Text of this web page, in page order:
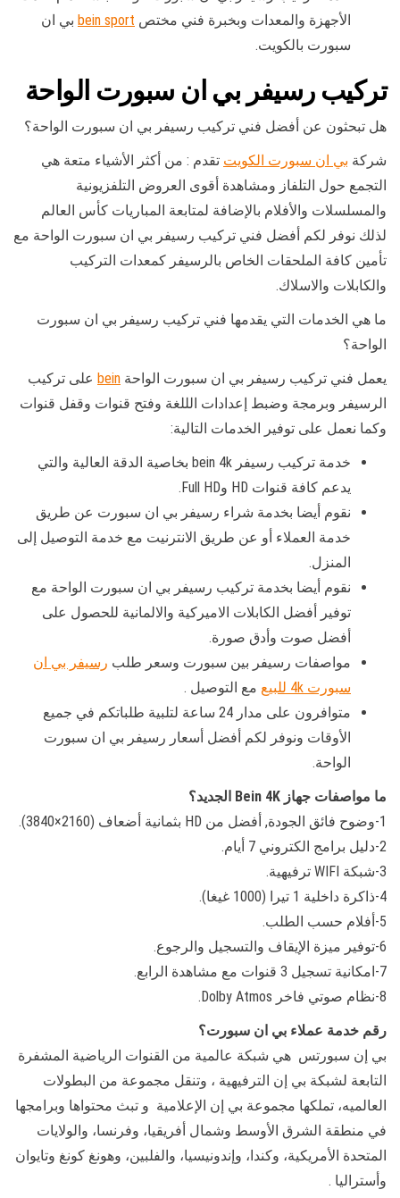
الأجهزة والمعدات وبخبرة فني مختص bein sport بي ان
سبورت بالكويت.
تركيب رسيفر بي ان سبورت الواحة
هل تبحثون عن أفضل فني تركيب رسيفر بي ان سبورت الواحة؟
شركة بي ان سبورت الكويت تقدم : من أكثر الأشياء متعة هي
التجمع حول التلفاز ومشاهدة أقوى العروض التلفزيونية
والمسلسلات والأفلام بالإضافة لمتابعة المباريات كأس العالم
لذلك نوفر لكم أفضل فني تركيب رسيفر بي ان سبورت الواحة مع
تأمين كافة الملحقات الخاص بالرسيفر كمعدات التركيب
والكابلات والاسلاك.
ما هي الخدمات التي يقدمها فني تركيب رسيفر بي ان سبورت
الواحة؟
يعمل فني تركيب رسيفر بي ان سبورت الواحة bein على تركيب
الرسيفر وبرمجة وضبط إعدادات الللغة وفتح قنوات وقفل قنوات
وكما نعمل على توفير الخدمات التالية:
خدمة تركيب رسيفر bein 4k بخاصية الدقة العالية والتي
يدعم كافة قنوات HD وFull HD.
نقوم أيضا بخدمة شراء رسيفر بي ان سبورت عن طريق
خدمة العملاء أو عن طريق الانترنيت مع خدمة التوصيل إلى
المنزل.
نقوم أيضا بخدمة تركيب رسيفر بي ان سبورت الواحة مع
توفير أفضل الكابلات الاميركية والالمانية للحصول على
أفضل صوت وأدق صورة.
مواصفات رسيفر بين سبورت وسعر طلب رسيفر بي ان
سبورت 4k للبيع
مع التوصيل .
متوافرون على مدار 24 ساعة لتلبية طلباتكم في جميع
الأوقات ونوفر لكم أفضل أسعار رسيفر بي ان سبورت
الواحة.
ما مواصفات جهاز Bein 4K الجديد؟
1-وضوح فائق الجودة, أفضل من HD بثمانية أضعاف (2160×3840).
2-دليل برامج الكتروني 7 أيام.
3-شبكة WIFI ترفيهية.
4-ذاكرة داخلية 1 تيرا (1000 غيغا).
5-أفلام حسب الطلب.
6-توفير ميزة الإيقاف والتسجيل والرجوع.
7-امكانية تسجيل 3 قنوات مع مشاهدة الرابع.
8-نظام صوتي فاخر Dolby Atmos.
رقم خدمة عملاء بي ان سبورت؟
بي إن سبورتس ‏ هي شبكة عالمية من القنوات الرياضية المشفرة
التابعة لشبكة بي إن الترفيهية ‏، وتنقل مجموعة من البطولات
العالميه، تملكها مجموعة بي إن الإعلامية ‏ و تبث محتواها وبرامجها
في منطقة الشرق الأوسط وشمال أفريقيا، وفرنسا، والولايات
المتحدة الأمريكية، وكندا، وإندونيسيا، والفلبين، وهونغ كونغ وتايوان
وأستراليا .